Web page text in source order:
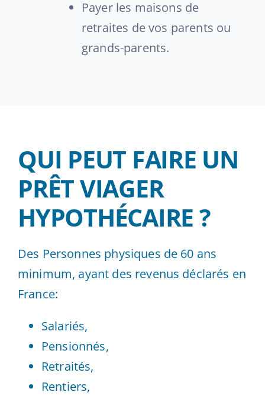
Payer les maisons de
retraites de vos parents ou
grands-parents.
QUI PEUT FAIRE UN
PRÊT VIAGER
HYPOTHÉCAIRE ?
Des Personnes physiques de 60 ans
minimum, ayant des revenus déclarés en
France:
Salariés,
Pensionnés,
Retraités,
Rentiers,